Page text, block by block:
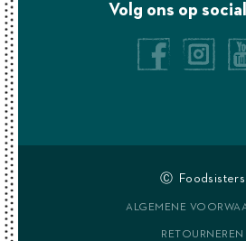
Volg ons op
Ⓒ Foodsisters
ALGEMENE
RETOURNEREN